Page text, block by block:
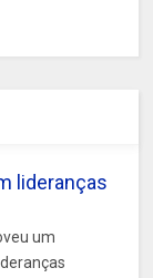
lideranças
um